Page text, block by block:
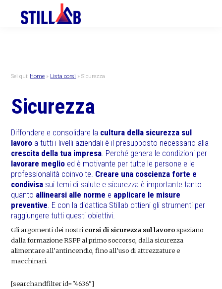
primary
primary
Sei qui: Home » Lista corsi »Sicurezza
Sicurezza
Diffondere e consolidare la cultura della sicurezza sul
lavoro a tutti i livelli aziendali è il presupposto necessario alla
crescita della tua impresa. Perché genera le condizioni per
lavorare meglio ed è motivante per tutte le persone e le
professionalità coinvolte. Creare una coscienza forte e
condivisa sui temi di salute e sicurezza è importante tanto
quanto allinearsi alle norme e applicare le misure
preventive. E con la didattica Stillab ottieni gli strumenti per
raggiungere tutti questi obiettivi.
Gli argomenti dei nostri corsi di sicurezza sul lavorospaziano
dalla formazione RSPP al primo soccorso, dalla sicurezza
alimentare all’antincendio, fino all’uso di attrezzature e
macchinari.
[searchandfilter id="4636"]